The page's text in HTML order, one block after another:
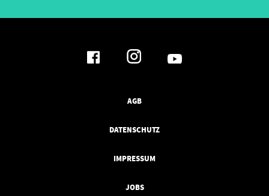
AGB
DATENSCHUTZ
IMPRESSUM
JOBS